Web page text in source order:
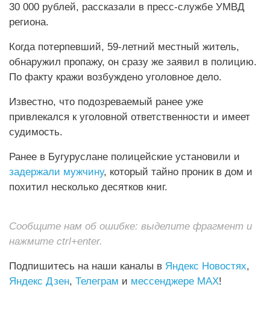
30 000 рублей, рассказали в пресс-службе УМВД
региона.
Когда потерпевший, 59-летний местный житель,
обнаружил пропажу, он сразу же заявил в полицию.
По факту кражи возбуждено уголовное дело.
Известно, что подозреваемый ранее уже
привлекался к уголовной ответственности и имеет
судимость.
Ранее в Бугуруслане полицейские установили и
задержали мужчину, который тайно проник в дом и
похитил несколько десятков книг.
Сообщите нам об ошибке: выделите фрагмент и
нажмите ctrl+enter.
Подпишитесь на наши каналы в Яндекс Новостях,
Яндекс Дзен, Телеграм и мессенджере MAX!